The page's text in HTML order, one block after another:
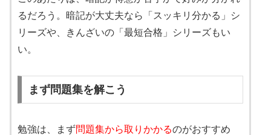
るだろう。暗記が大丈夫なら「スッキリ分かる」シ
リーズや、きんざいの「最短合格」シリーズもい
い。
まず問題集を解こう
勉強は、まず問題集から取りかかるのがおすすめ